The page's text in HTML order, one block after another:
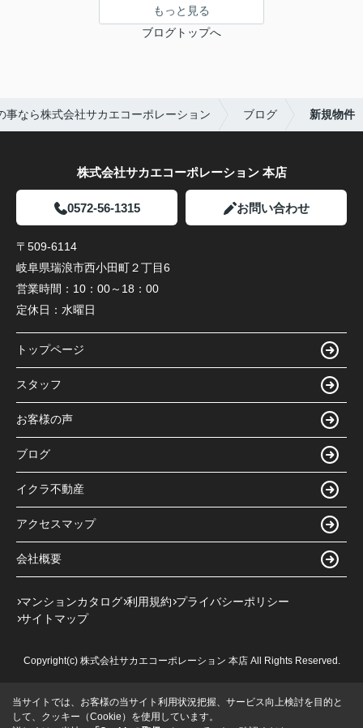
もっと見る
ブログトップへ
事なら株式会社サカエコーポレーション ブログ 新規物件
株式会社サカエコーポレーション 本店
0572-56-1315 お問い合わせ
〒509-6114
岐阜県瑞浪市西小田町２丁目6
営業時間： 10：00～18：00
定休日： 水曜日
トップページ
スタッフ
お客様の声
ブログ
イクラ不動産
アクセスマップ
会社概要
マンションカタログ 利用規約 プライバシーポリシー
サイトマップ
Copyright(c) 株式会社サカエコーポレーション 本店 All Rights Reserved.
当サイトでは、お客様の当サイト利用状況把握、サービス向上検討を目的と
して、クッキー（Cookie）を使用しています。